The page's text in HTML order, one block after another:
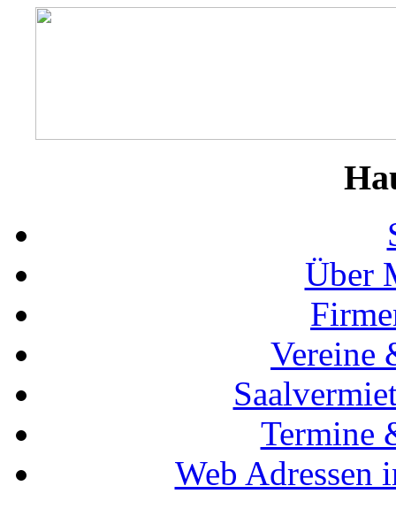
Über
Vereine
Termine
Web Adressen